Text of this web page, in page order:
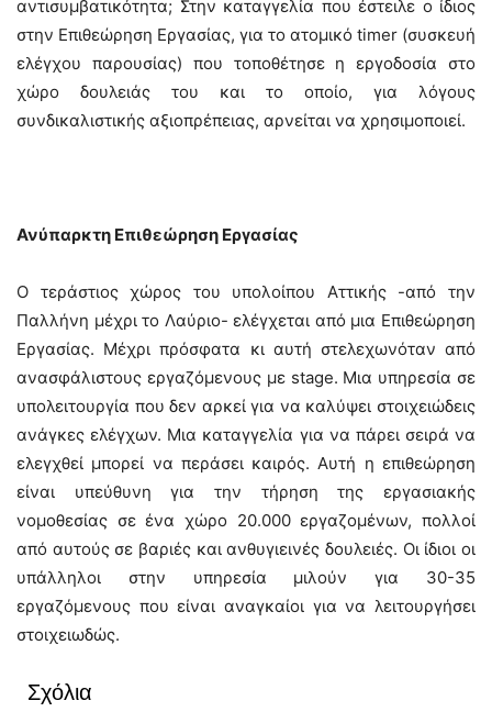
αντισυμβατικότητα; Στην καταγγελία που έστειλε ο ίδιος
στην Επιθεώρηση Εργασίας, για το ατομικό timer (συσκευή
ελέγχου παρουσίας) που τοποθέτησε η εργοδοσία στο
χώρο δουλειάς του και το οποίο, για λόγους
συνδικαλιστικής αξιοπρέπειας, αρνείται να χρησιμοποιεί.
Ανύπαρκτη Επιθεώρηση Εργασίας
Ο τεράστιος χώρος του υπολοίπου Αττικής -από την
Παλλήνη μέχρι το Λαύριο- ελέγχεται από μια Επιθεώρηση
Εργασίας. Μέχρι πρόσφατα κι αυτή στελεχωνόταν από
ανασφάλιστους εργαζόμενους με stage. Μια υπηρεσία σε
υπολειτουργία που δεν αρκεί για να καλύψει στοιχειώδεις
ανάγκες ελέγχων. Μια καταγγελία για να πάρει σειρά να
ελεγχθεί μπορεί να περάσει καιρός. Αυτή η επιθεώρηση
είναι υπεύθυνη για την τήρηση της εργασιακής
νομοθεσίας σε ένα χώρο 20.000 εργαζομένων, πολλοί
από αυτούς σε βαριές και ανθυγιεινές δουλειές. Οι ίδιοι οι
υπάλληλοι στην υπηρεσία μιλούν για 30-35
εργαζόμενους που είναι αναγκαίοι για να λειτουργήσει
στοιχειωδώς.
Σχόλια